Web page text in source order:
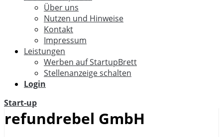
Über uns
Nutzen und Hinweise
Kontakt
Impressum
Leistungen
Werben auf StartupBrett
Stellenanzeige schalten
Login
Start-up
refundrebel GmbH